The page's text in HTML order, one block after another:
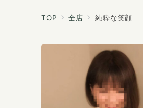
TOP 全店 純粋な笑顔